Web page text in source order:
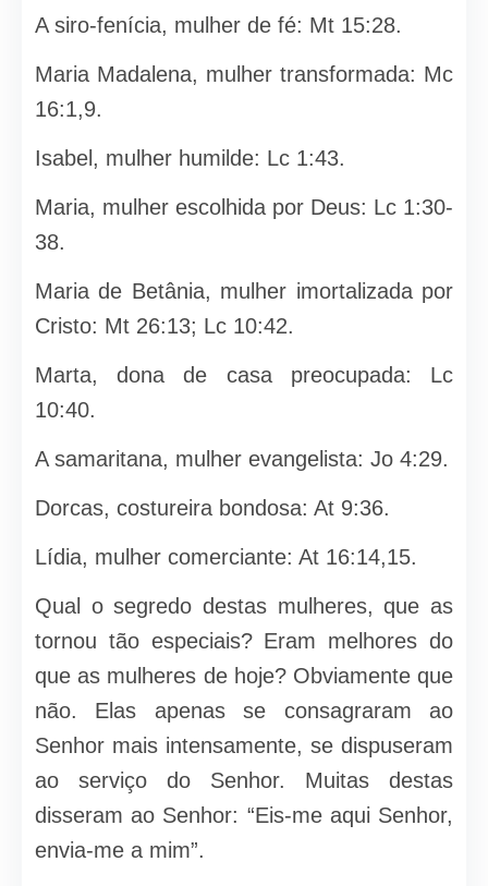
A siro-fenícia, mulher de fé: Mt 15:28.
Maria Madalena, mulher transformada: Mc
16:1,9.
Isabel, mulher humilde: Lc 1:43.
Maria, mulher escolhida por Deus: Lc 1:30-
38.
Maria de Betânia, mulher imortalizada por
Cristo: Mt 26:13; Lc 10:42.
Marta, dona de casa preocupada: Lc
10:40.
A samaritana, mulher evangelista: Jo 4:29.
Dorcas, costureira bondosa: At 9:36.
Lídia, mulher comerciante: At 16:14,15.
Qual o segredo destas mulheres, que as
tornou tão especiais? Eram melhores do
que as mulheres de hoje? Obviamente que
não. Elas apenas se consagraram ao
Senhor mais intensamente, se dispuseram
ao serviço do Senhor. Muitas destas
disseram ao Senhor: “Eis-me aqui Senhor,
envia-me a mim”.